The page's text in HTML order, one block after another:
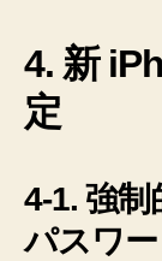
4. 新
定
4-1. 強
パスワ